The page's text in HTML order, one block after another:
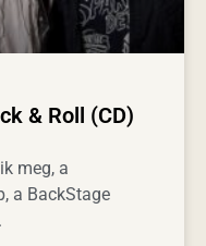
& Roll (CD)
meg, a
a BackStage